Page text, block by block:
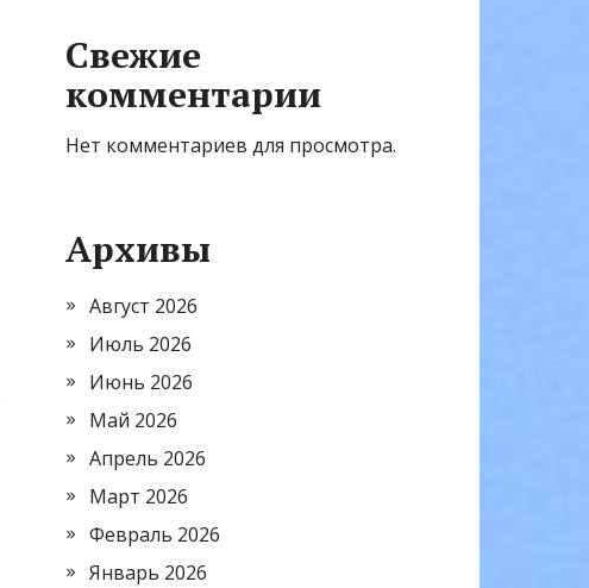
Свежие
комментарии
Нет комментариев для просмотра.
Архивы
Август 2026
Июль 2026
Июнь 2026
Май 2026
Апрель 2026
Март 2026
Февраль 2026
Январь 2026